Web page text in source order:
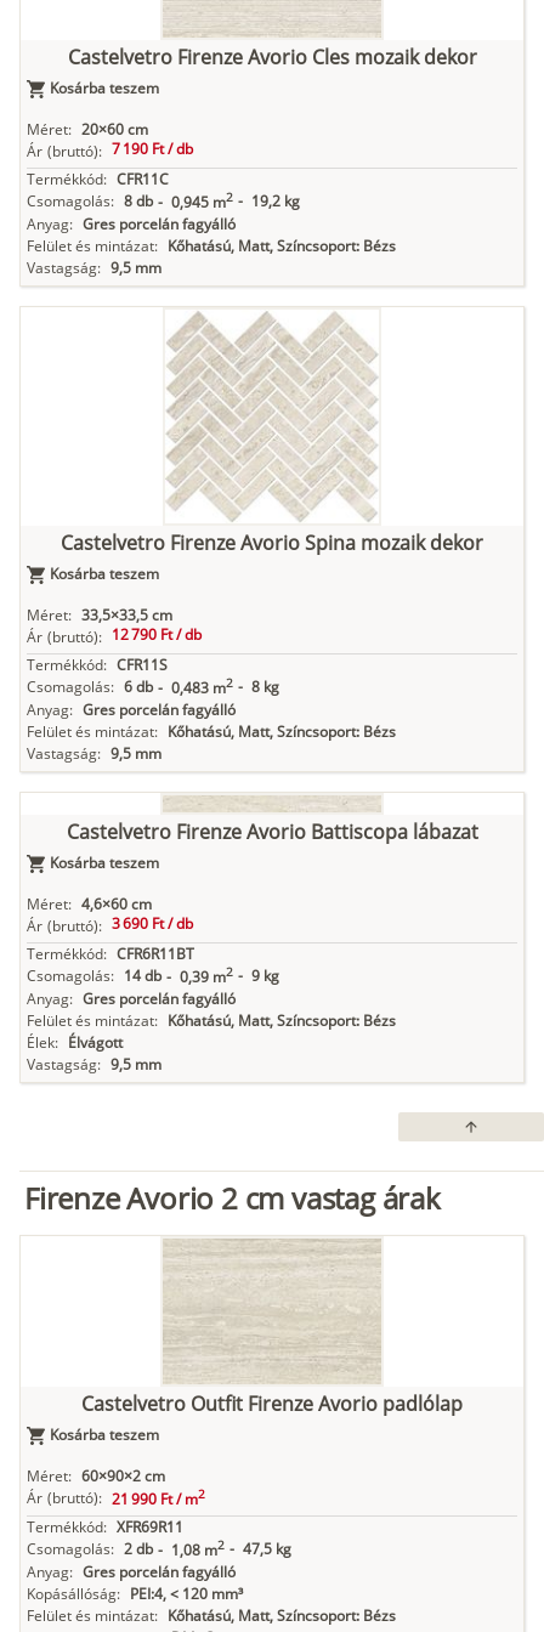
Castelvetro Firenze Avorio Cles mozaik dekor
Kosárba teszem
Méret: 20×60 cm
Ár (bruttó): 7 190 Ft /db
Termékkód: CFR11C
Csomagolás: 8 db - 0,945 m2 - 19,2 kg
Anyag: Gres porcelán fagyálló
Felület és mintázat: Kőhatású, Matt, Színcsoport: Bézs
Vastagság: 9,5 mm
Castelvetro Firenze Avorio Spina mozaik dekor
Kosárba teszem
Méret: 33,5×33,5 cm
Ár (bruttó): 12 790 Ft /db
Termékkód: CFR11S
Csomagolás: 6 db - 0,483 m2 - 8 kg
Anyag: Gres porcelán fagyálló
Felület és mintázat: Kőhatású, Matt, Színcsoport: Bézs
Vastagság: 9,5 mm
Castelvetro Firenze Avorio Battiscopa lábazat
Kosárba teszem
Méret: 4,6×60 cm
Ár (bruttó): 3 690 Ft /db
Termékkód: CFR6R11BT
Csomagolás: 14 db - 0,39 m2 - 9 kg
Anyag: Gres porcelán fagyálló
Felület és mintázat: Kőhatású, Matt, Színcsoport: Bézs
Élek: Élvágott
Vastagság: 9,5 mm
arrow_upward
Firenze Avorio 2 cm vastag árak
Castelvetro Outfit Firenze Avorio padlólap
Kosárba teszem
Méret: 60×90×2 cm
Ár (bruttó): 21 990 Ft /m2
Termékkód: XFR69R11
Csomagolás: 2 db - 1,08 m2 - 47,5 kg
Anyag: Gres porcelán fagyálló
Kopásállóság: PEI:4, < 120 mm³
Felület és mintázat: Kőhatású, Matt, Színcsoport: Bézs